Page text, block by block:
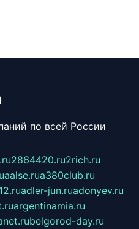
по всей России
2864420.ru2rich.ru
aalse.rua380club.ru
adler-jun.ruadonyev.ru
argentinamia.ru
belgorod-day.ru